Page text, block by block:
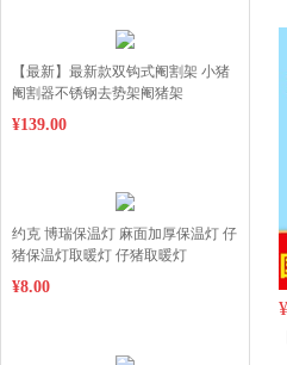
¥
【最新】最新款双钩式阉割架 小猪
阉割器不锈钢去势架阉猪架
¥139.00
约克 博瑞保温灯 麻面加厚保温灯 仔
猪保温灯取暖灯 仔猪取暖灯
150w/175w/245w
¥8.00